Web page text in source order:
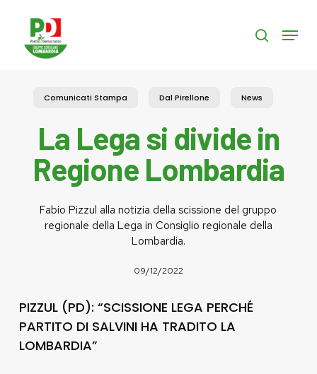
content
search
Menu
Comunicati Stampa Dal Pirellone News
La Lega si divide in
Regione Lombardia
Fabio Pizzul alla notizia della scissione del gruppo
regionale della Lega in Consiglio regionale della
Lombardia.
09/12/2022
PIZZUL (PD): “SCISSIONE LEGA PERCHÉ
PARTITO DI SALVINI HA TRADITO LA
LOMBARDIA”